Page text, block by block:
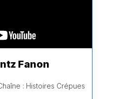
Fanon
: Histoires Crépues